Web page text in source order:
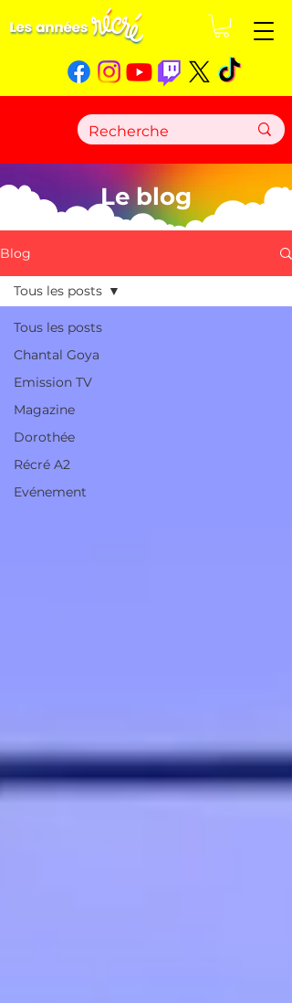
Le blog
Blog
Tous les posts
Chantal Goya
Emission TV
Magazine
Dorothée
Récré A2
Evénement
Tous les posts